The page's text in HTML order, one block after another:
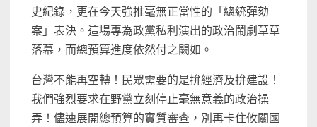
史紀錄，更在今天強推毫無正當性的「總統彈劾
案」表決。這場專為政黨私利演出的政治鬧劇草草
落幕，而總預算進度依然付之闕如。
台灣不能再空轉！民眾需要的是拚經濟及拚建設！
我們強烈要求在野黨立刻停止毫無意義的政治操
弄！儘速展開總預算的實質審查，別再卡住攸關國